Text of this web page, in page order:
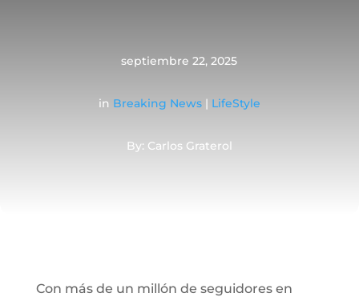
septiembre 22, 2025
in Breaking News| LifeStyle
By: Carlos Graterol
Con más de un millón de seguidores en